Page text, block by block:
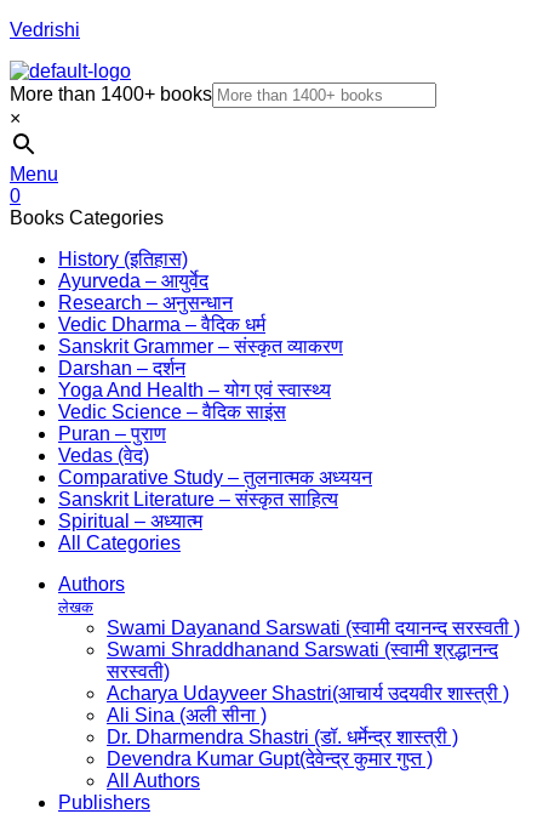
Vedrishi
More than 1400+ books
×
Menu
0
Books Categories
History (इतिहास)
Ayurveda – आयुर्वेद
Research – अनुसन्धान
Vedic Dharma – वैदिक धर्म
Sanskrit Grammer – संस्कृत व्याकरण
Darshan – दर्शन
Yoga And Health – योग एवं स्वास्थ्य
Vedic Science – वैदिक साइंस
Puran – पुराण
Vedas (वेद)
Comparative Study – तुलनात्मक अध्ययन
Sanskrit Literature – संस्कृत साहित्य
Spiritual – अध्यात्म
All Categories
Authors
लेखक
Swami Dayanand Sarswati (स्वामी दयानन्द सरस्वती )
Swami Shraddhanand Sarswati (स्वामी श्रद्धानन्द
सरस्वती)
Acharya Udayveer Shastri(आचार्य उदयवीर शास्त्री )
Ali Sina (अली सीना )
Dr. Dharmendra Shastri (डॉ. धर्मेन्द्र शास्त्री )
Devendra Kumar Gupt(देवेन्द्र कुमार गुप्त )
All Authors
Publishers